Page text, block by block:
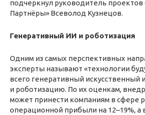
подчеркнул руководитель проектов
Партнёры» Всеволод Кузнецов.
Генеративный ИИ и роботизация
Одним из самых перспективных
эксперты называют «технологии
всего генеративный искусственный
и роботизацию. По их оценкам,
может принести компаниям в сфере
операционной прибыли на 12–19%, а